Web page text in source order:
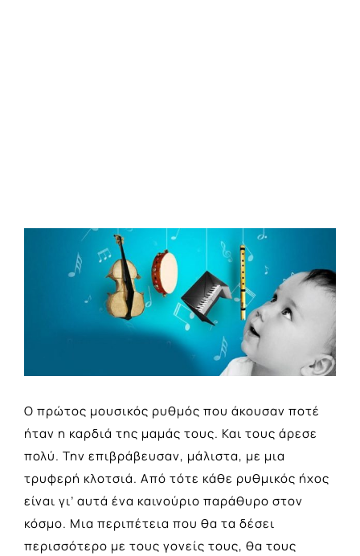
Ο πρώτος μουσικός ρυθμός που άκουσαν ποτέ
ήταν η καρδιά της μαμάς τους. Και τους άρεσε
πολύ. Την επιβράβευσαν, μάλιστα, με μια
τρυφερή κλοτσιά. Από τότε κάθε ρυθμικός ήχος
είναι γι’ αυτά ένα καινούριο παράθυρο στον
κόσμο. Μια περιπέτεια που θα τα δέσει
περισσότερο με τους γονείς τους, θα τους